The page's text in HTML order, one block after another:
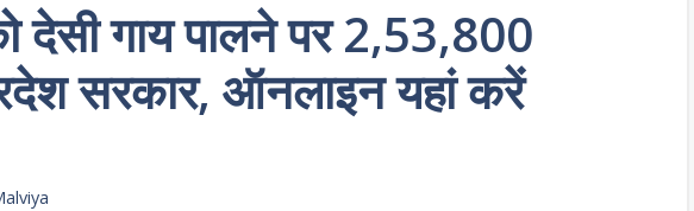
देसी गाय पालने पर 2,53,800
सरकार, ऑनलाइन यहां करें